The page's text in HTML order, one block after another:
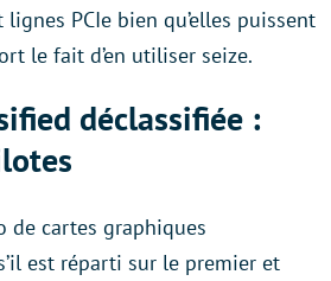
PCIe bien qu’elles puissent
le fait d’en utiliser seize.
déclassifiée :
de cartes graphiques
est réparti sur le premier et